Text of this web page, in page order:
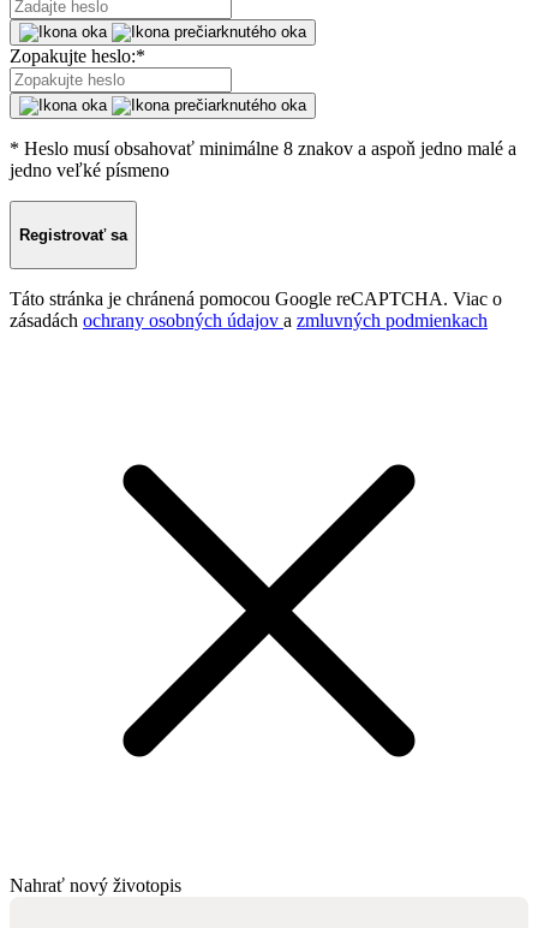
Zopakujte heslo:*
* Heslo musí obsahovať minimálne 8 znakov a aspoň jedno malé a
jedno veľké písmeno
Registrovať sa
Táto stránka je chránená pomocou Google reCAPTCHA. Viac o
zásadách ochrany osobných údajov a zmluvných podmienkach
Nahrať nový životopis